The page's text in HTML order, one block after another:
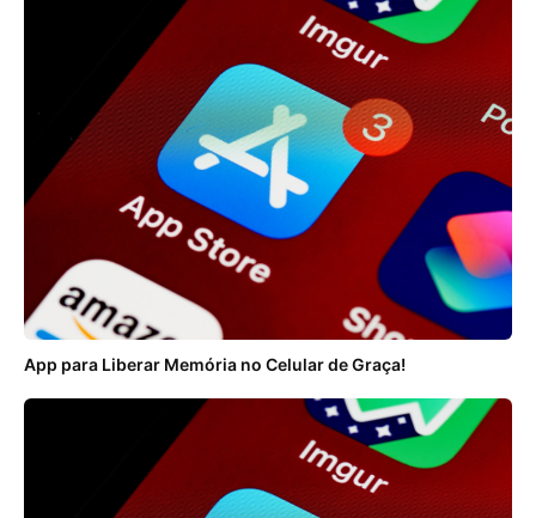
App para Liberar Memória no Celular de Graça!